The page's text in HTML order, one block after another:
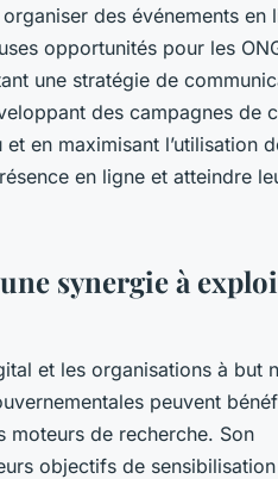
des événements en
opportunités pour les
une stratégie de
des campagnes de
en maximisant l’utilisation
en ligne et atteindre
synergie à
et les organisations à but
peuvent
de recherche. Son
objectifs de